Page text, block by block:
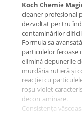
Koch Chemie
cleaner profesional
dezvoltat pentru
contaminărilor
Formula sa
particulelor feroase
elimină depunerile
murdăria rutieră și
reacției cu
roșu-violet
decontaminare.
Consistența